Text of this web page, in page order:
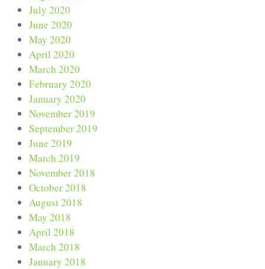
July 2020
June 2020
May 2020
April 2020
March 2020
February 2020
January 2020
November 2019
September 2019
June 2019
March 2019
November 2018
October 2018
August 2018
May 2018
April 2018
March 2018
January 2018